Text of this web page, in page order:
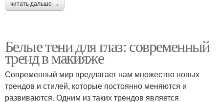
читать дальше →
Белые тени для глаз: современный
тренд в макияже
Современный мир предлагает нам множество новых
трендов и стилей, которые постоянно меняются и
развиваются. Одним из таких трендов является